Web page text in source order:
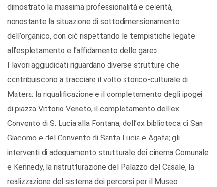
dimostrato la massima professionalità e celerità,
nonostante la situazione di sottodimensionamento
dell’organico, con ciò rispettando le tempistiche legate
all’espletamento e l’affidamento delle gare».
I lavori aggiudicati riguardano diverse strutture che
contribuiscono a tracciare il volto storico-culturale di
Matera: la riqualificazione e il completamento degli ipogei
di piazza Vittorio Veneto, il completamento dell’ex
Convento di S. Lucia alla Fontana, dell’ex biblioteca di San
Giacomo e del Convento di Santa Lucia e Agata; gli
interventi di adeguamento strutturale dei cinema Comunale
e Kennedy, la ristrutturazione del Palazzo del Casale, la
realizzazione del sistema dei percorsi per il Museo